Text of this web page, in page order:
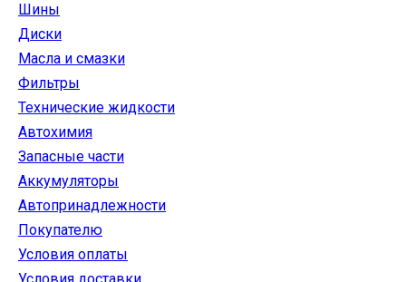
Шины
Диски
Масла и смазки
Фильтры
Технические жидкости
Автохимия
Запасные части
Аккумуляторы
Автопринадлежности
Покупателю
Условия оплаты